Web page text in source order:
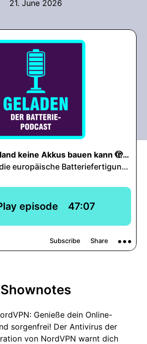
21. June 2026
Shownotes
Genieße dein Online-
sorgenfrei! Der Antivirus der
von NordVPN warnt dich